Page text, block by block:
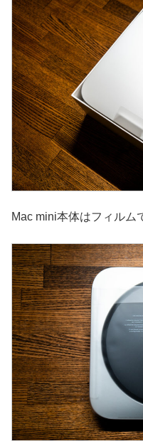
Mac mini本体はフィルム